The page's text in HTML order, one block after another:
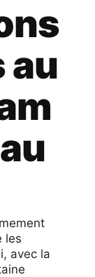
au
les
avec la